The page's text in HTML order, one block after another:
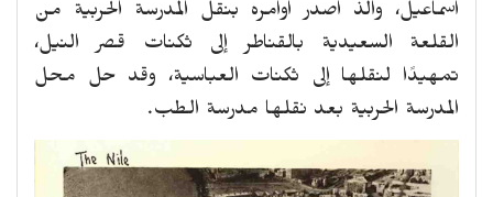
اسماعيل، والذ اصدر اوامره بنقل المدرسة الحربية من
القلعة السعيدية بالقناطر إلى ثكنات قصر النيل،
تمهيدًا لنقلها إلى ثكنات العباسية، وقد حل محل
المدرسة الحربية بعد نقلها مدرسة الطب.